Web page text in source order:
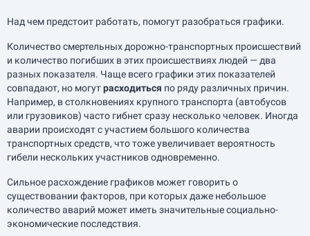
Над чем предстоит работать, помогут разобраться графики.
Количество смертельных дорожно-транспортных происшествий
и количество погибших в этих происшествиях людей — два
разных показателя. Чаще всего графики этих показателей
совпадают, но могутрасходиться по ряду различных причин.
Например, в столкновениях крупного транспорта (автобусов
или грузовиков) часто гибнет сразу несколько человек. Иногда
аварии происходят с участием большого количества
транспортных средств, что тоже увеличивает вероятность
гибели нескольких участников одновременно.
Сильное расхождение графиков может говорить о
существовании факторов, при которых даже небольшое
количество аварий может иметь значительные социально-
экономические последствия.